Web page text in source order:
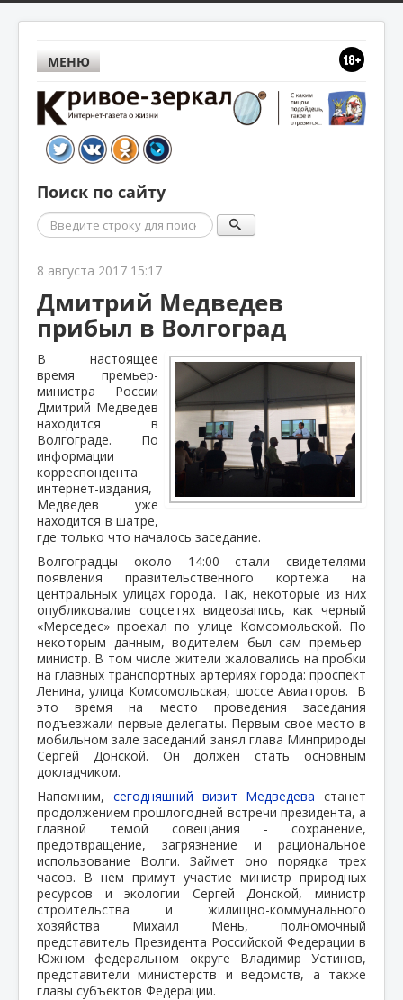
МЕНЮ
Поиск по сайту
Поиск
8 августа 2017 15:17
Дмитрий Медведев
прибыл в Волгоград
В настоящее
время премьер-
министра России
Дмитрий Медведев
находится в
Волгограде. По
информации
корреспондента
интернет-издания,
Медведев уже
находится в шатре,
где только что началось заседание.
Волгоградцы около 14:00 стали свидетелями
появления правительственного кортежа на
центральных улицах города. Так, некоторые из них
опубликовалив соцсетях видеозапись, как черный
«Мерседес» проехал по улице Комсомольской. По
некоторым данным, водителем был сам премьер-
министр. В том числе жители жаловались на пробки
на главных транспортных артериях города: проспект
Ленина, улица Комсомольская, шоссе Авиаторов. В
это время на место проведения заседания
подъезжали первые делегаты. Первым свое место в
мобильном зале заседаний занял глава Минприроды
Сергей Донской. Он должен стать основным
докладчиком.
Напомним, сегодняшний визит Медведева станет
продолжением прошлогодней встречи президента, а
главной темой совещания - сохранение,
предотвращение, загрязнение и рациональное
использование Волги. Займет оно порядка трех
часов. В нем примут участие министр природных
ресурсов и экологии Сергей Донской, министр
строительства и жилищно-коммунального
хозяйства Михаил Мень, полномочный
представитель Президента Российской Федерации в
Южном федеральном округе Владимир Устинов,
представители министерств и ведомств, а также
главы субъектов Федерации.